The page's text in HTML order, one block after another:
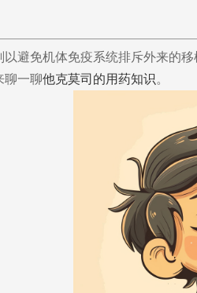
避免机体免疫系统排斥外来的
聊一聊他克莫司的用药知识。